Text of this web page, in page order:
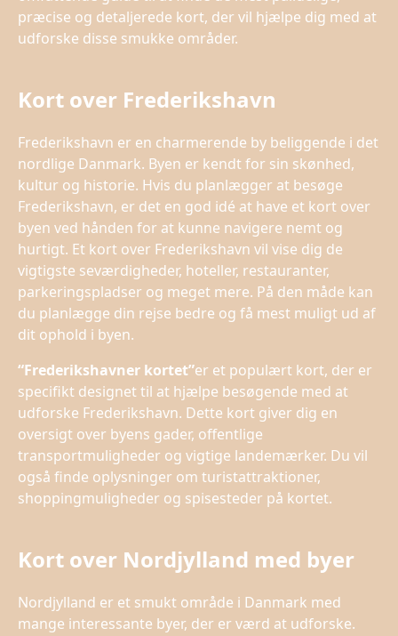
præcise og detaljerede kort, der vil hjælpe dig med at
udforske disse smukke områder.
Kort over Frederikshavn
Frederikshavn er en charmerende by beliggende i det
nordlige Danmark. Byen er kendt for sin skønhed,
kultur og historie. Hvis du planlægger at besøge
Frederikshavn, er det en god idé at have et kort over
byen ved hånden for at kunne navigere nemt og
hurtigt. Et kort over Frederikshavn vil vise dig de
vigtigste seværdigheder, hoteller, restauranter,
parkeringspladser og meget mere. På den måde kan
du planlægge din rejse bedre og få mest muligt ud af
dit ophold i byen.
“Frederikshavner kortet”er et populært kort, der er
specifikt designet til at hjælpe besøgende med at
udforske Frederikshavn. Dette kort giver dig en
oversigt over byens gader, offentlige
transportmuligheder og vigtige landemærker. Du vil
også finde oplysninger om turistattraktioner,
shoppingmuligheder og spisesteder på kortet.
Kort over Nordjylland med byer
Nordjylland er et smukt område i Danmark med
mange interessante byer, der er værd at udforske.